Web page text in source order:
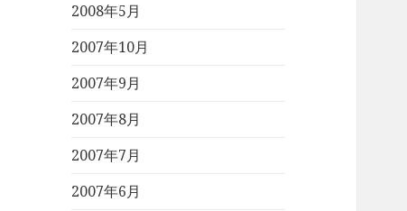
2008年5月
2007年10月
2007年9月
2007年8月
2007年7月
2007年6月